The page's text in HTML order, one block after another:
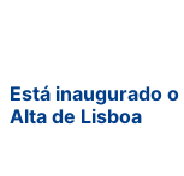
Está inaugurado
Alta de Lisboa